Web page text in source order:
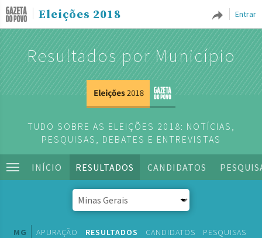
Entrar
Eleições 2018
Resultados por Município
TUDO SOBRE AS ELEIÇÕES 2018: NOTÍCIAS,
PESQUISAS, DEBATES E ENTREVISTAS
INÍCIO RESULTADOS CANDIDATOS
MG APURAÇÃO RESULTADOS CANDIDATOS PESQUISAS